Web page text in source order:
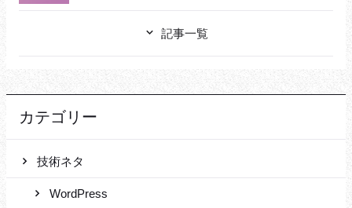
記事一覧
カテゴリー
技術ネタ
WordPress